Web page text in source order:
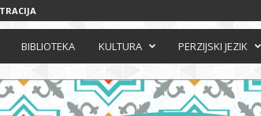
BIBLIOTEKA KULTURA PERZIJSKI JEZIK